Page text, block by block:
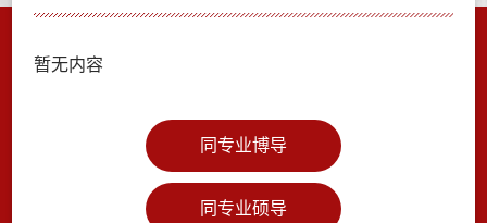
暂无内容
同专业博导
同专业硕导